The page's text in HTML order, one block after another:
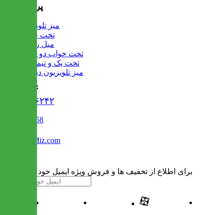
پرفروش ها
میز تلویزیون
تخت خواب
مبل راحتی
تخت خواب دو طبقه
تخت یک و نیم نفره
میز تلویزیون دیواری
تماس با ما :
۰۲۱۹۱۳۰۶۲۴۲
02122509458
Info@IranMiz.com
برای اطلاع از تخفیف ها و فروش ویژه ایمیل خود را وارد کنید